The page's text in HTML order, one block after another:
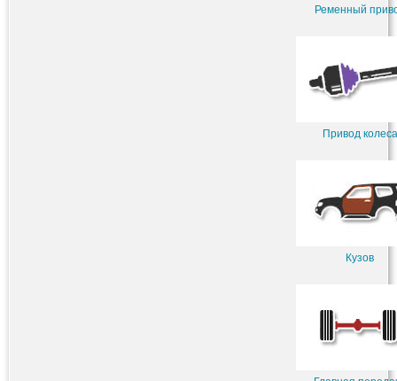
Ременный
Привод колеса
Кузов